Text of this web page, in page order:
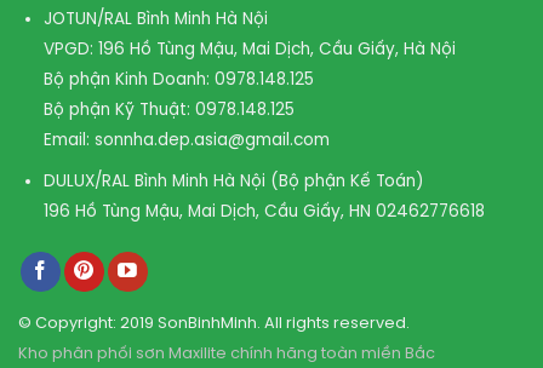
JOTUN/RAL Bình Minh Hà Nội
VPGD: 196 Hồ Tùng Mậu, Mai Dịch, Cầu Giấy, Hà Nội
Bộ phận Kinh Doanh: 0978.148.125
Bộ phận Kỹ Thuật: 0978.148.125
Email: sonnha.dep.asia@gmail.com
DULUX/RAL Bình Minh Hà Nội (Bộ phận Kế Toán)
196 Hồ Tùng Mậu, Mai Dịch, Cầu Giấy, HN 02462776618
© Copyright: 2019 SonBinhMinh. All rights reserved.
Kho phân phối sơn Maxilite chính hãng toàn miền Bắc